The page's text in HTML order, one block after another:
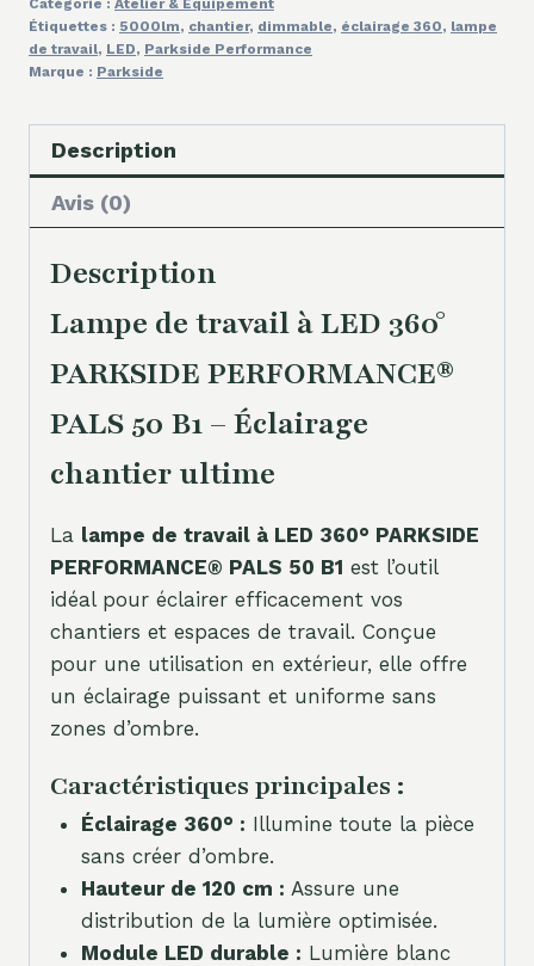
Catégorie : Atelier & Équipement
Étiquettes : 5000lm, chantier, dimmable, éclairage 360, lampe
de travail, LED, Parkside Performance
Marque : Parkside
Description
Avis (0)
Description
Lampe de travail à LED 360°
PARKSIDE PERFORMANCE®
PALS 50 B1 – Éclairage
chantier ultime
La lampe de travail à LED 360° PARKSIDE
PERFORMANCE® PALS 50 B1 est l’outil
idéal pour éclairer efficacement vos
chantiers et espaces de travail. Conçue
pour une utilisation en extérieur, elle offre
un éclairage puissant et uniforme sans
zones d’ombre.
Caractéristiques principales :
Éclairage 360° : Illumine toute la pièce
sans créer d’ombre.
Hauteur de 120 cm : Assure une
distribution de la lumière optimisée.
Module LED durable : Lumière blanc